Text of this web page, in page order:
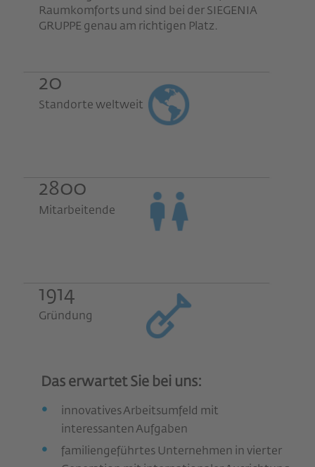
Raumkomforts und sind bei der SIEGENIA
GRUPPE genau am richtigen Platz.
20
Standorte weltweit
2800
Mitarbeitende
1914
Gründung
Das erwartet Sie bei uns:
innovatives Arbeitsumfeld mit
interessanten Aufgaben
familiengeführtes Unternehmen in vierter